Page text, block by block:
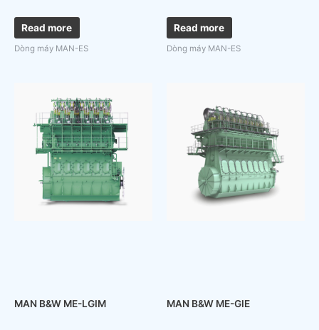
Read more
Dòng máy MAN-ES
Read more
Dòng máy MAN-ES
MAN B&W ME-LGIM MAN B&W ME-GIE